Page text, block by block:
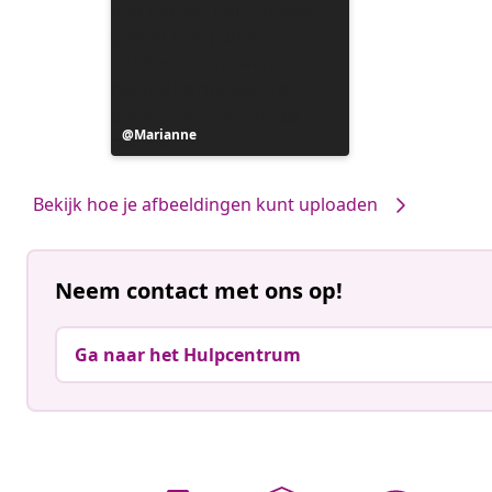
Bericht
gepubliceerd
Marianne
Bekijk hoe je afbeeldingen kunt uploaden
Neem contact met ons op!
Ga naar het Hulpcentrum